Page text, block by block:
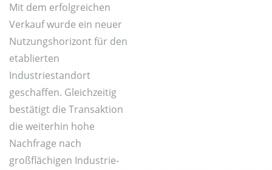
Mit dem erfolgreichen
Verkauf wurde ein neuer
Nutzungshorizont für den
etablierten
Industriestandort
geschaffen. Gleichzeitig
bestätigt die Transaktion
die weiterhin hohe
Nachfrage nach
großflächigen Industrie-